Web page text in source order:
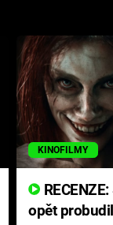
KINOFILMY
opět